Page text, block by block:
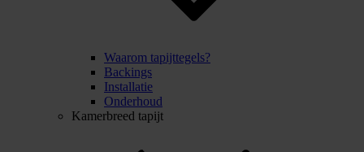
Waarom tapijttegels?
Backings
Installatie
Onderhoud
Kamerbreed tapijt